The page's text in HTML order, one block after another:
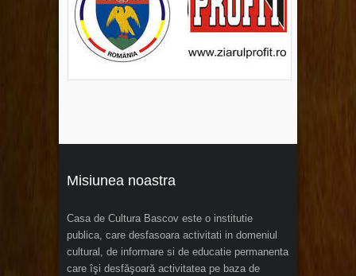
Misiunea noastra
Casa de Cultura Bascov este o institutie
publica, care desfasoara activitati in domeniul
cultural, de informare si de educatie permanenta
care îşi desfăşoară activitatea pe baza de